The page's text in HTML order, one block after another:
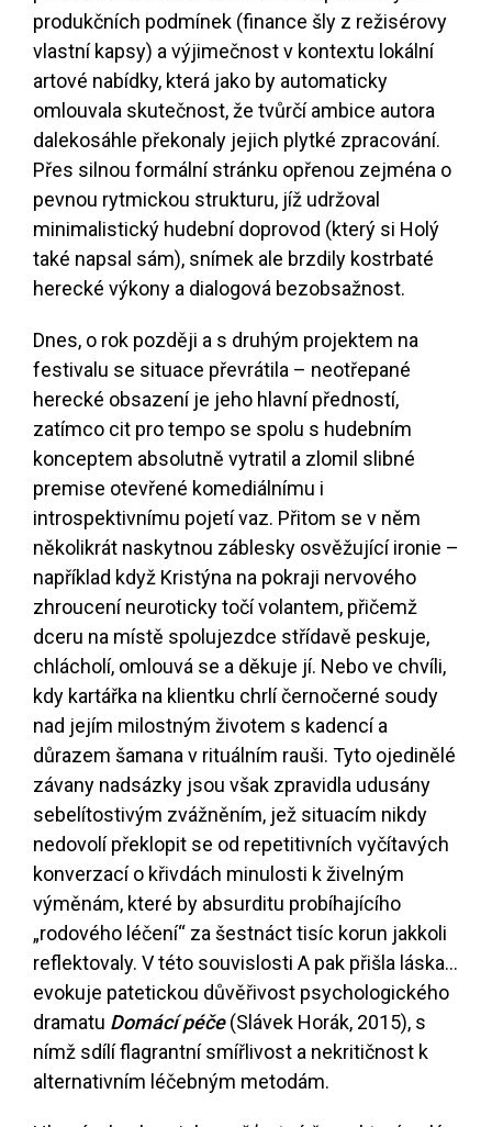
produkčních podmínek (finance šly z režisérovy
vlastní kapsy) a výjimečnost v kontextu lokální
artové nabídky, která jako by automaticky
omlouvala skutečnost, že tvůrčí ambice autora
dalekosáhle překonaly jejich plytké zpracování.
Přes silnou formální stránku opřenou zejména o
pevnou rytmickou strukturu, jíž udržoval
minimalistický hudební doprovod (který si Holý
také napsal sám), snímek ale brzdily kostrbaté
herecké výkony a dialogová bezobsažnost.
Dnes, o rok později a s druhým projektem na
festivalu se situace převrátila – neotřepané
herecké obsazení je jeho hlavní předností,
zatímco cit pro tempo se spolu s hudebním
konceptem absolutně vytratil a zlomil slibné
premise otevřené komediálnímu i
introspektivnímu pojetí vaz. Přitom se v něm
několikrát naskytnou záblesky osvěžující ironie –
například když Kristýna na pokraji nervového
zhroucení neuroticky točí volantem, přičemž
dceru na místě spolujezdce střídavě peskuje,
chlácholí, omlouvá se a děkuje jí. Nebo ve chvíli,
kdy kartářka na klientku chrlí černočerné soudy
nad jejím milostným životem s kadencí a
důrazem šamana v rituálním rauši. Tyto ojedinělé
závany nadsázky jsou však zpravidla udusány
sebelítostivým zvážněním, jež situacím nikdy
nedovolí překlopit se od repetitivních vyčítavých
konverzací o křivdách minulosti k živelným
výměnám, které by absurditu probíhajícího
„rodového léčení“ za šestnáct tisíc korun jakkoli
reflektovaly. V této souvislosti A pak přišla láska…
evokuje patetickou důvěřivost psychologického
dramatu Domácí péče(Slávek Horák, 2015), s
nímž sdílí flagrantní smířlivost a nekritičnost k
alternativním léčebným metodám.